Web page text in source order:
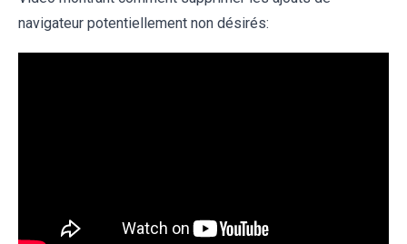
navigateur potentiellement non désirés: